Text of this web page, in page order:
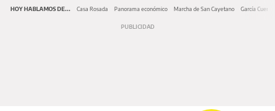
HOY HABLAMOS DE... Casa Rosada Panorama económico Marcha de San Cayetano García Cuerva